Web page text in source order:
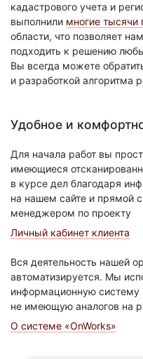
кадастрового учета и
выполнили многие тысячи
области, что позволяет
подходить к решению
Вы всегда можете
и разработкой алгоритма
Удобное и
Для начала работ вы
имеющиеся
в курсе дел благодаря
на нашем сайте и прямой
менеджером по проекту
Личный кабинет клиента
Вся деятельность нашей
автоматизируется. Мы
информационную систему
не имеющую аналогов на
О системе «OnWorks»